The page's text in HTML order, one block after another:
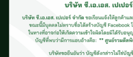
© CAS PAPER All